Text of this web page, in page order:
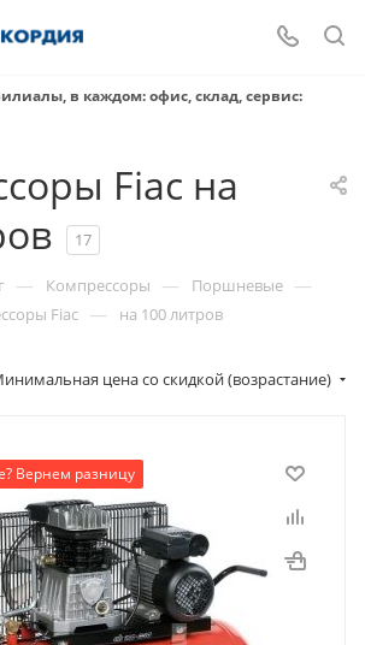
в каждом: офис, склад, сервис:
Fiac на
17
— Компрессоры — Поршневые —
Fiac — на 100 литров
цена со скидкой (возрастание)
Вернем разницу